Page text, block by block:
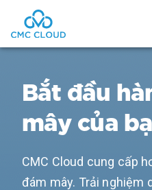
Bắt đầu
mây của
CMC Cloud cung cấp
đám mây. Trải nghiệm